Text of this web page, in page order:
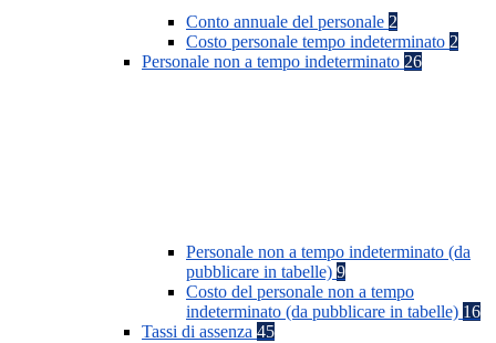
Conto annuale del personale 2
Costo personale tempo indeterminato 2
Personale non a tempo indeterminato 26
Personale non a tempo indeterminato (da
pubblicare in tabelle) 9
Costo del personale non a tempo
indeterminato (da pubblicare in tabelle) 16
Tassi di assenza 45